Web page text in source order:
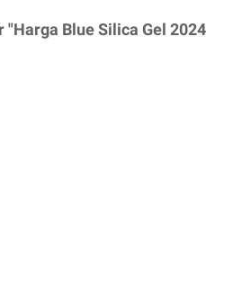
"Harga Blue Silica Gel 2024